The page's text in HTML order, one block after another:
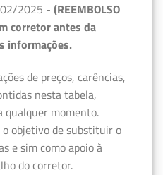
2025 - (REEMBOLSO
corretor antes da
informações.
de preços, carências,
nesta tabela,
qualquer momento.
objetivo de substituir o
e sim como apoio à
do corretor.